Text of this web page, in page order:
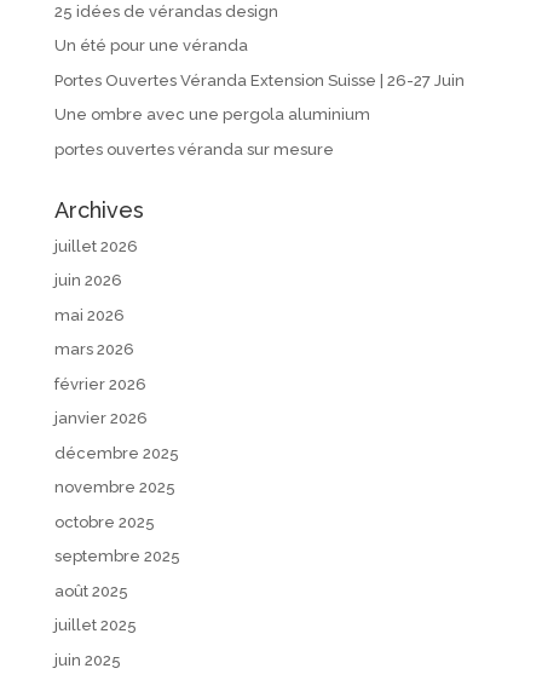
25 idées de vérandas design
Un été pour une véranda
Portes Ouvertes Véranda Extension Suisse | 26-27 Juin
Une ombre avec une pergola aluminium
portes ouvertes véranda sur mesure
Archives
juillet 2026
juin 2026
mai 2026
mars 2026
février 2026
janvier 2026
décembre 2025
novembre 2025
octobre 2025
septembre 2025
août 2025
juillet 2025
juin 2025